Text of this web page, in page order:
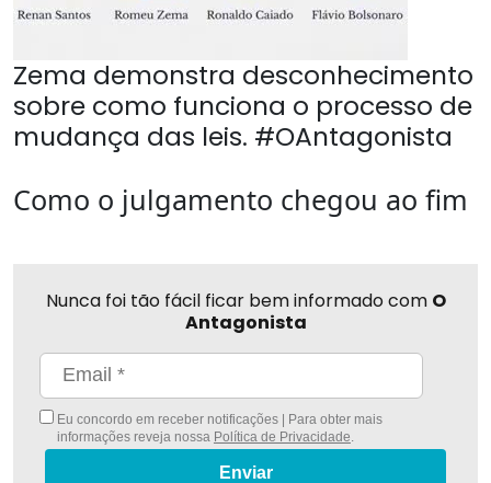
Zema demonstra desconhecimento
sobre como funciona o processo de
mudança das leis. #OAntagonista
Como o julgamento chegou ao fim
Nunca foi tão fácil ficar bem informado com O
Antagonista
Eu concordo em receber notificações | Para obter mais
informações reveja nossa Política de Privacidade.
Enviar